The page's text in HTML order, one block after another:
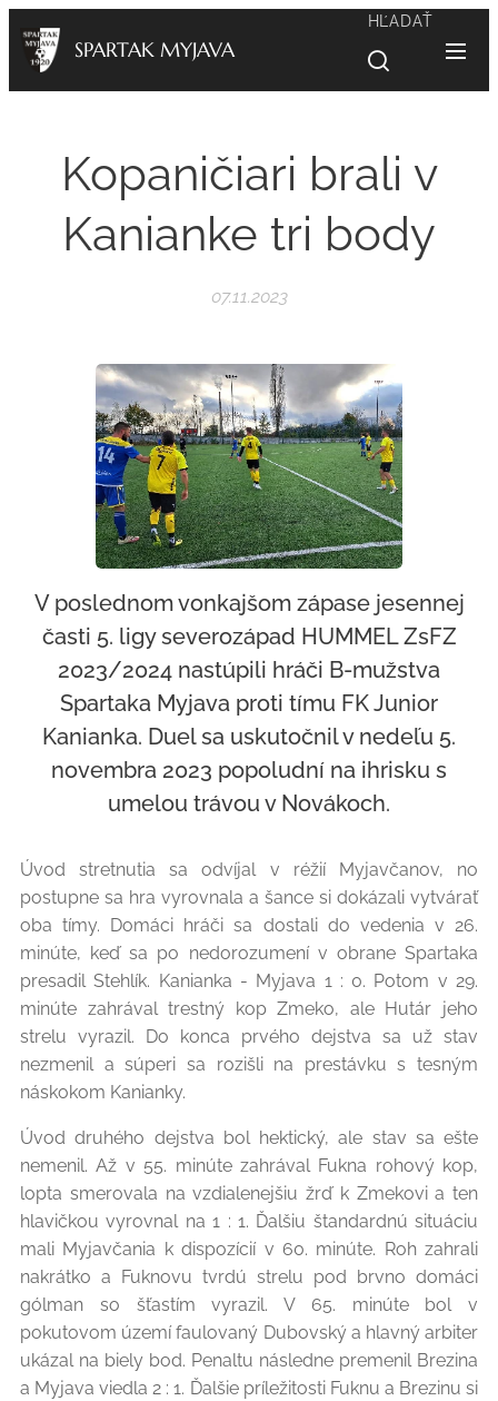
SPARTAK MYJAVA
HĽADAŤ
Kopaničiari brali v
Kanianke tri body
07.11.2023
V poslednom vonkajšom zápase jesennej
časti 5. ligy severozápad HUMMEL ZsFZ
2023/2024 nastúpili hráči B-mužstva
Spartaka Myjava proti tímu FK Junior
Kanianka. Duel sa uskutočnil v nedeľu 5.
novembra 2023 popoludní na ihrisku s
umelou trávou v Novákoch.
Úvod stretnutia sa odvíjal v réžií Myjavčanov, no
postupne sa hra vyrovnala a šance si dokázali vytvárať
oba tímy. Domáci hráči sa dostali do vedenia v 26.
minúte, keď sa po nedorozumení v obrane Spartaka
presadil Stehlík. Kanianka - Myjava 1 : 0. Potom v 29.
minúte zahrával trestný kop Zmeko, ale Hutár jeho
strelu vyrazil. Do konca prvého dejstva sa už stav
nezmenil a súperi sa rozišli na prestávku s tesným
náskokom Kanianky.
Úvod druhého dejstva bol hektický, ale stav sa ešte
nemenil. Až v 55. minúte zahrával Fukna rohový kop,
lopta smerovala na vzdialenejšiu žrď k Zmekovi a ten
hlavičkou vyrovnal na 1 : 1. Ďalšiu štandardnú situáciu
mali Myjavčania k dispozícií v 60. minúte. Roh zahrali
nakrátko a Fuknovu tvrdú strelu pod brvno domáci
gólman so šťastím vyrazil. V 65. minúte bol v
pokutovom území faulovaný Dubovský a hlavný arbiter
ukázal na biely bod. Penaltu následne premenil Brezina
a Myjava viedla 2 : 1. Ďalšie príležitosti Fuknu a Brezinu si